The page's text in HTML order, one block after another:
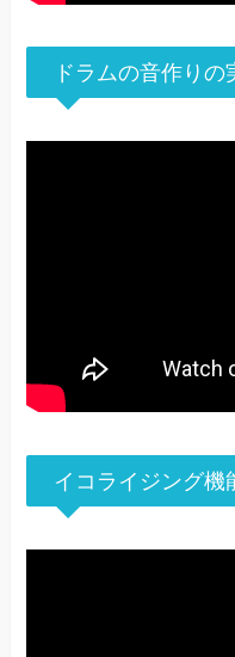
ドラムの音作りの
イコライジング機